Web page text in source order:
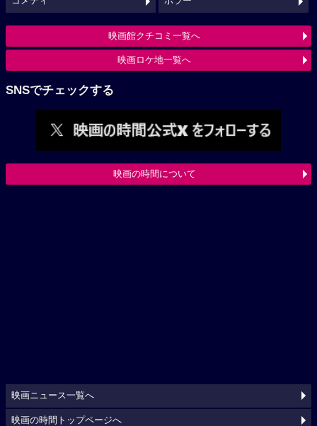
映画館クチコミ一覧へ
映画ロケ地一覧へ
SNSでチェックする
映画の時間について
映画ニュース一覧へ
映画の時間トップページへ